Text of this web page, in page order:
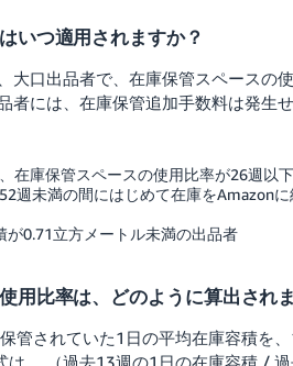
いつ適用されますか？
大口出品者で、在庫保管スペースの
者には、在庫保管追加手数料は発生
在庫保管スペースの使用比率が26週以
週未満の間にはじめて在庫をAmazon
が0.71立方メートル未満の出品者
用比率は、どのように算出され
管されていた1日の平均在庫容積を
は、 （過去13週の1日の在庫容積 /